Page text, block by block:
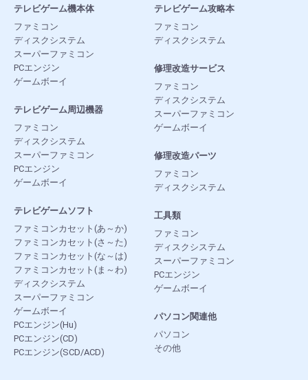
テレビゲーム機本体
ファミコン
ディスクシステム
スーパーファミコン
PCエンジン
ゲームボーイ
テレビゲーム周辺機器
ファミコン
ディスクシステム
スーパーファミコン
PCエンジン
ゲームボーイ
テレビゲームソフト
ファミコンカセット(あ～か)
ファミコンカセット(さ～た)
ファミコンカセット(な～は)
ファミコンカセット(ま～わ)
ディスクシステム
スーパーファミコン
ゲームボーイ
PCエンジン(Hu)
PCエンジン(CD)
PCエンジン(SCD/ACD)
テレビゲーム攻略本
ファミコン
ディスクシステム
修理改造サービス
ファミコン
ディスクシステム
スーパーファミコン
ゲームボーイ
修理改造パーツ
ファミコン
ディスクシステム
工具類
ファミコン
ディスクシステム
スーパーファミコン
PCエンジン
ゲームボーイ
パソコン関連他
パソコン
その他